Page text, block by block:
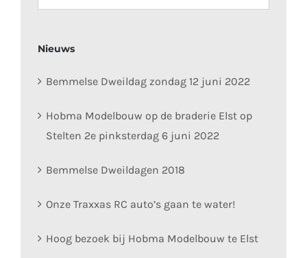
Nieuws
Bemmelse Dweildag zondag 12 juni 2022
Hobma Modelbouw op de braderie Elst op
Stelten 2e pinksterdag 6 juni 2022
Bemmelse Dweildagen 2018
Onze Traxxas RC auto’s gaan te water!
Hoog bezoek bij Hobma Modelbouw te Elst